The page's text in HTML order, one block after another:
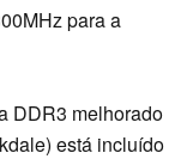
para a
DDR3 melhorado
está incluído